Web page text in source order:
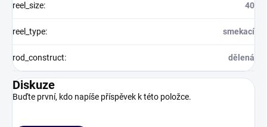
reel_size: 40
reel_type: smekací
rod_construct: dělená
Diskuze
Buďte první, kdo napíše příspěvek k této položce.